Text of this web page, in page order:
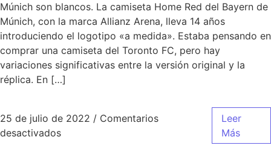
Múnich son blancos. La camiseta Home Red del Bayern de
Múnich, con la marca Allianz Arena, lleva 14 años
introduciendo el logotipo «a medida». Estaba pensando en
comprar una camiseta del Toronto FC, pero hay
variaciones significativas entre la versión original y la
réplica. En […]
25 de julio de 2022 / Comentarios
desactivadosen ≫ Comprar Camisetas Equipos De Futbol
Leer
Más